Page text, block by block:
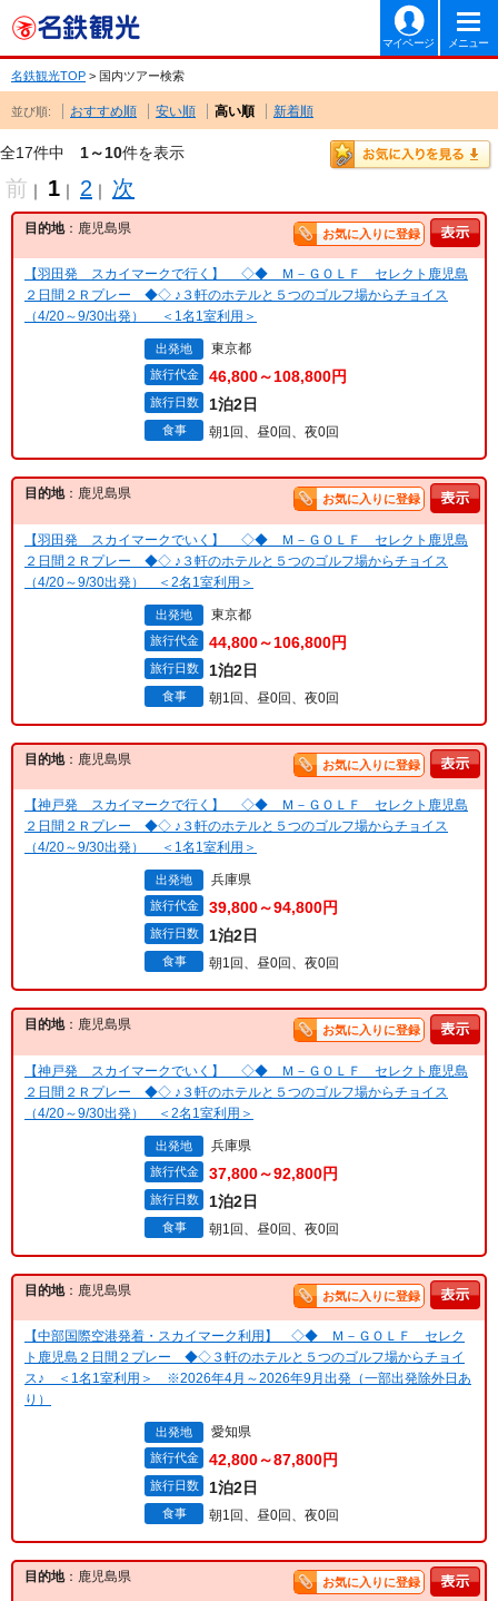
マイページ メニュー
名鉄観光TOP > 国内ツアー検索
並び順: おすすめ順 安い順 高い順 新着順
全17件中 1～10件を表示
前 ｜ 1 ｜ 2 ｜ 次
目的地：鹿児島県 お気に入りに登録
【羽田発 スカイマークで行く】 ◇◆ Ｍ－ＧＯＬＦ セレクト鹿児島
２日間２Ｒプレー ◆◇ ♪３軒のホテルと５つのゴルフ場からチョイス
（4/20～9/30出発） ＜1名1室利用＞
出発地 東京都
旅行代金 46,800～108,800円
旅行日数 1泊2日
食事 朝1回、昼0回、夜0回
目的地：鹿児島県 お気に入りに登録
【羽田発 スカイマークでいく】 ◇◆ Ｍ－ＧＯＬＦ セレクト鹿児島
２日間２Ｒプレー ◆◇ ♪３軒のホテルと５つのゴルフ場からチョイス
（4/20～9/30出発） ＜2名1室利用＞
出発地 東京都
旅行代金 44,800～106,800円
旅行日数 1泊2日
食事 朝1回、昼0回、夜0回
目的地：鹿児島県 お気に入りに登録
【神戸発 スカイマークで行く】 ◇◆ Ｍ－ＧＯＬＦ セレクト鹿児島
２日間２Ｒプレー ◆◇ ♪３軒のホテルと５つのゴルフ場からチョイス
（4/20～9/30出発） ＜1名1室利用＞
出発地 兵庫県
旅行代金 39,800～94,800円
旅行日数 1泊2日
食事 朝1回、昼0回、夜0回
目的地：鹿児島県 お気に入りに登録
【神戸発 スカイマークでいく】 ◇◆ Ｍ－ＧＯＬＦ セレクト鹿児島
２日間２Ｒプレー ◆◇ ♪３軒のホテルと５つのゴルフ場からチョイス
（4/20～9/30出発） ＜2名1室利用＞
出発地 兵庫県
旅行代金 37,800～92,800円
旅行日数 1泊2日
食事 朝1回、昼0回、夜0回
目的地：鹿児島県 お気に入りに登録
【中部国際空港発着・スカイマーク利用】 ◇◆ Ｍ－ＧＯＬＦ セレク
ト鹿児島２日間２プレー ◆◇３軒のホテルと５つのゴルフ場からチョイ
ス♪ ＜1名1室利用＞ ※2026年4月～2026年9月出発（一部出発除外日あ
り）
出発地 愛知県
旅行代金 42,800～87,800円
旅行日数 1泊2日
食事 朝1回、昼0回、夜0回
目的地：鹿児島県 お気に入りに登録